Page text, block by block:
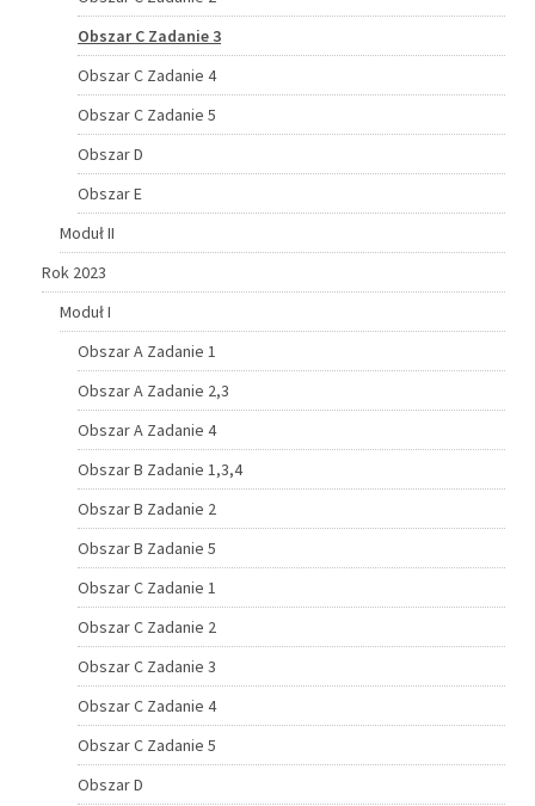
Obszar C Zadanie 3
Obszar C Zadanie 4
Obszar C Zadanie 5
Obszar D
Obszar E
Moduł II
Rok 2023
Moduł I
Obszar A Zadanie 1
Obszar A Zadanie 2,3
Obszar A Zadanie 4
Obszar B Zadanie 1,3,4
Obszar B Zadanie 2
Obszar B Zadanie 5
Obszar C Zadanie 1
Obszar C Zadanie 2
Obszar C Zadanie 3
Obszar C Zadanie 4
Obszar C Zadanie 5
Obszar D